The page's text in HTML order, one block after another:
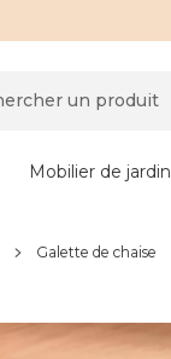
Mobilier de jardin
Galette de chaise